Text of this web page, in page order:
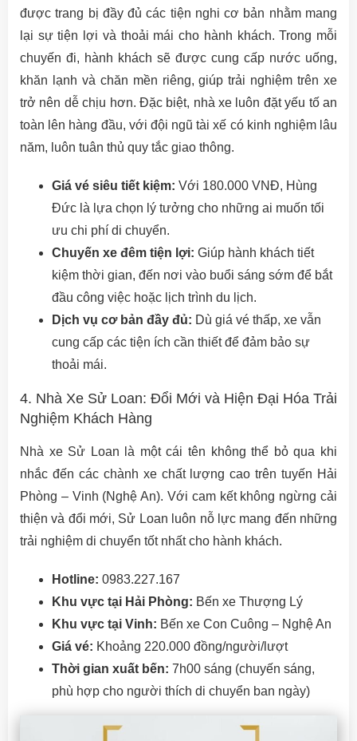
được trang bị đầy đủ các tiện nghi cơ bản nhằm mang
lại sự tiện lợi và thoải mái cho hành khách. Trong mỗi
chuyến đi, hành khách sẽ được cung cấp nước uống,
khăn lạnh và chăn mền riêng, giúp trải nghiệm trên xe
trở nên dễ chịu hơn. Đặc biệt, nhà xe luôn đặt yếu tố an
toàn lên hàng đầu, với đội ngũ tài xế có kinh nghiệm lâu
năm, luôn tuân thủ quy tắc giao thông.
Giá vé siêu tiết kiệm: Với 180.000 VNĐ, Hùng
Đức là lựa chọn lý tưởng cho những ai muốn tối
ưu chi phí di chuyển.
Chuyến xe đêm tiện lợi: Giúp hành khách tiết
kiệm thời gian, đến nơi vào buổi sáng sớm để bắt
đầu công việc hoặc lịch trình du lịch.
Dịch vụ cơ bản đầy đủ: Dù giá vé thấp, xe vẫn
cung cấp các tiện ích cần thiết để đảm bảo sự
thoải mái.
4. Nhà Xe Sử Loan: Đổi Mới và Hiện Đại Hóa Trải
Nghiệm Khách Hàng
Nhà xe Sử Loan là một cái tên không thể bỏ qua khi
nhắc đến các chành xe chất lượng cao trên tuyến Hải
Phòng – Vinh (Nghệ An). Với cam kết không ngừng cải
thiện và đổi mới, Sử Loan luôn nỗ lực mang đến những
trải nghiệm di chuyển tốt nhất cho hành khách.
Hotline: 0983.227.167
Khu vực tại Hải Phòng: Bến xe Thượng Lý
Khu vực tại Vinh: Bến xe Con Cuông – Nghệ An
Giá vé: Khoảng 220.000 đồng/người/lượt
Thời gian xuất bến: 7h00 sáng (chuyến sáng,
phù hợp cho người thích di chuyển ban ngày)